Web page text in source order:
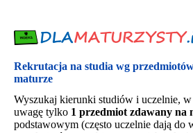
Rekrutacja na studia wg
maturze
Wyszukaj kierunki studiów i uczelnie,
uwagę tylko 1 przedmiot zdawany na
podstawowym (często uczelnie dają do